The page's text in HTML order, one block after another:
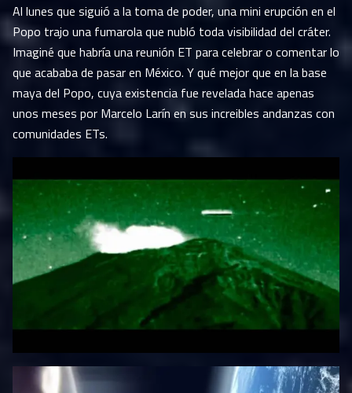
Al lunes que siguió a la toma de poder, una mini erupción en el
Popo trajo una fumarola que nubló toda visibilidad del cráter.
Imaginé que habría una reunión ET para celebrar o comentar lo
que acababa de pasar en México. Y qué mejor que en la base
maya del Popo, cuya existencia fue revelada hace apenas
unos meses por Marcelo Larín en sus increibles andanzas con
comunidades ETs.